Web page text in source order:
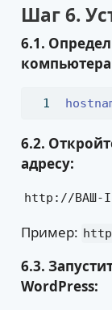
Шаг 6.
6.1.
6.2.
адресу:
http://ВАШ-
Пример:
6.3.
WordPress: